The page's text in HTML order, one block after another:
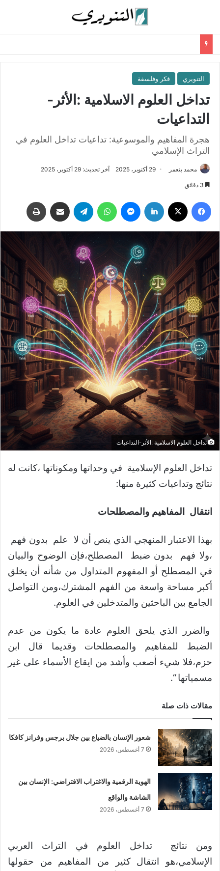
التنويري فكر وفلسفة
تداخل العلوم الاسلامية :الأثر-
التداعيات
هجرة المفاهيم والموسوعية: تداعيات تداخل العلوم في
التراث الإسلامي
محمد بنعمر 29 أكتوبر، 2025 آخر تحديث: 29 أكتوبر، 2025
فيسبوك لينكدإن ماسنجر واتساب تيلقرام مشاركة عبر البريد
تداخل العلوم الاسلامية :الأثر-التداعيات
تداخل العلوم الإسلامية في وحداتها ومكوناتها ،كانت له
نتائج وتداعيات كثيرة منها:
انتقال المفاهيم والمصطلحات
بهذا الاعتبار المنهجي الذي ينص أن لا علم بدون فهم
،ولا فهم بدون ضبط المصطلح،فإن الوضوح والبيان
في المصطلح أو المفهوم المتداول من شأنه أن يخلق
أكبر مساحة واسعة من الفهم المشترك،ومن التواصل
الجامع بين الباحثين والمتدخلين في العلوم.
والضرر الذي يلحق العلوم عادة ما يكون من عدم
الضبط للمفاهيم والمصطلحات وقديما قال ابن
حزم،فلا شيء أصعب وأشد من ايقاع الأسماء على غير
مسمياتها “.
مقالات ذات صلة
شعور الإنسان بالضياع بين جلال برجس وفرانز كافكا
7 أغسطس، 2026
الهوية الرقمية والاغتراب الافتراضي: الإنسان بين
الشاشة والواقع
7 أغسطس، 2026
ومن نتائج تداخل العلوم في التراث العربي
الإسلامي،هو انتقال كثير من المفاهيم من حقولها